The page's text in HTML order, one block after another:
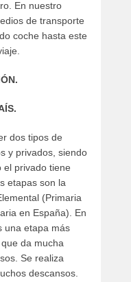
En nuestro
de transporte
coche hasta este
dos tipos de
y privados, siendo
el privado tiene
etapas son la
(Primaria
en España). En
una etapa más
da mucha
Se realiza
descansos.